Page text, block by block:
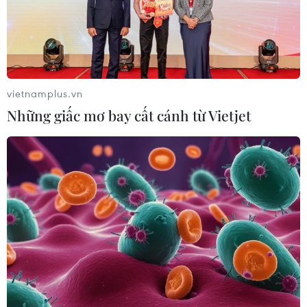
09/08/2026 08:04
Điểm chuẩn Trường Đại học Thương
mại dao động từ 21,5 đến 26,5 điểm
09/08/2026 08:02
Từ 10-11/8, Bắc Bộ và Trung Bộ có
nơi nắng nóng gay gắt trên 37 độ C
09/08/2026 07:57
Ngư dân trôi dạt trên biển được các
tàu cá cứu vớt, đưa vào bờ an toàn
09/08/2026 07:45
vietnamplus.vn
Những giấc mơ bay cất cánh từ Vietjet